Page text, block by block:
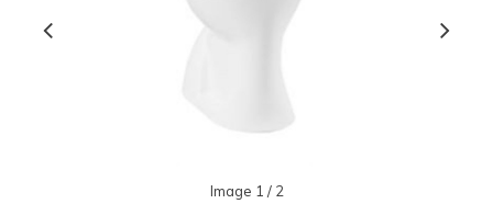
Image 1 / 2